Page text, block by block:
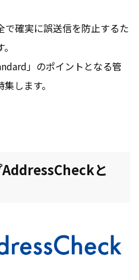
確実に誤送信を防止するた
」のポイントとなる管
します。
と